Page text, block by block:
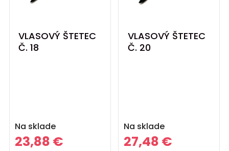
VLASOVÝ ŠTETEC
Č. 18
Na sklade
Cena
23,88 €
VLASOVÝ ŠTETEC
Č. 20
Na sklade
Cena
27,48 €